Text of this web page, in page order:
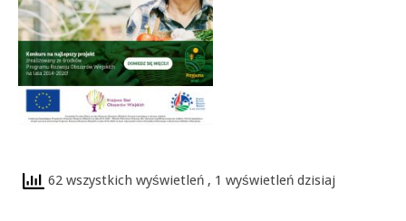
62 wszystkich wyświetleń , 1 wyświetleń dzisiaj